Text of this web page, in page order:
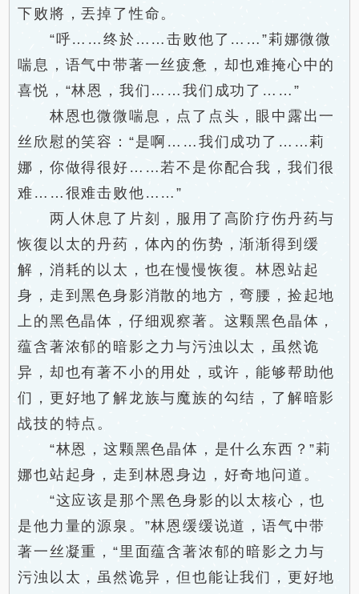
下败將，丟掉了性命。
“呼……终於……击败他了……”莉娜微微
喘息，语气中带著一丝疲惫，却也难掩心中的
喜悦，“林恩，我们……我们成功了……”
林恩也微微喘息，点了点头，眼中露出一
丝欣慰的笑容：“是啊……我们成功了……莉
娜，你做得很好……若不是你配合我，我们很
难……很难击败他……”
两人休息了片刻，服用了高阶疗伤丹药与
恢復以太的丹药，体內的伤势，渐渐得到缓
解，消耗的以太，也在慢慢恢復。林恩站起
身，走到黑色身影消散的地方，弯腰，捡起地
上的黑色晶体，仔细观察著。这颗黑色晶体，
蕴含著浓郁的暗影之力与污浊以太，虽然诡
异，却也有著不小的用处，或许，能够帮助他
们，更好地了解龙族与魔族的勾结，了解暗影
战技的特点。
“林恩，这颗黑色晶体，是什么东西？”莉
娜也站起身，走到林恩身边，好奇地问道。
“这应该是那个黑色身影的以太核心，也
是他力量的源泉。”林恩缓缓说道，语气中带
著一丝凝重，“里面蕴含著浓郁的暗影之力与
污浊以太，虽然诡异，但也能让我们，更好地